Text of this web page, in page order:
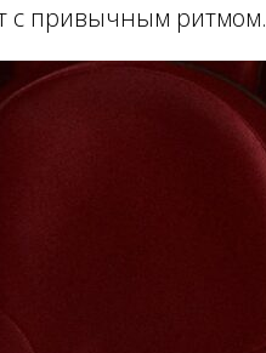
с привычным ритмом.